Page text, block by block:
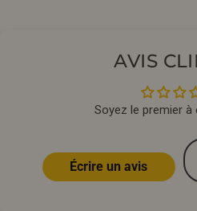
AVIS
Soyez le premier à
Écrire un avis